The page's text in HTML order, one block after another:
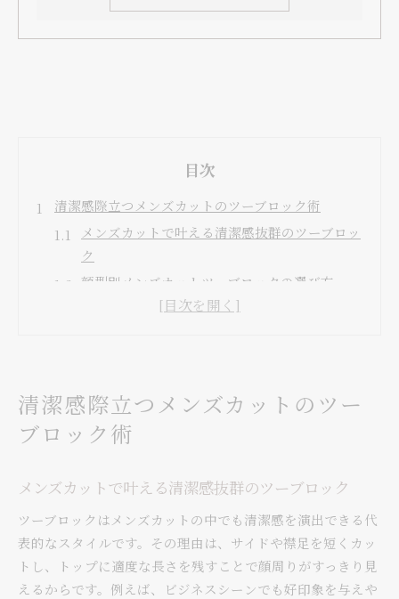
目次
清潔感際立つメンズカットのツーブロック術
メンズカットで叶える清潔感抜群のツーブロッ
ク
顔型別メンズカットツーブロックの選び方
メンズカットツーブロックで爽やかな印象を演
す方法
自分に似合うメンズカットツーブロックのポイ
ツーブロックが似合う人の条件と見極め方
メンズカットでツーブロックが似合う顔型の特
徴
髪質や骨格に合ったメンズカットツーブロック
選び
清潔感際立つメンズカットのツー
ブロック術
メンズカットで叶える清潔感抜群のツーブロック
ツーブロックはメンズカットの中でも清潔感を演出できる代
表的なスタイルです。その理由は、サイドや襟足を短くカッ
トし、トップに適度な長さを残すことで顔周りがすっきり見
えるからです。例えば、ビジネスシーンでも好印象を与えや